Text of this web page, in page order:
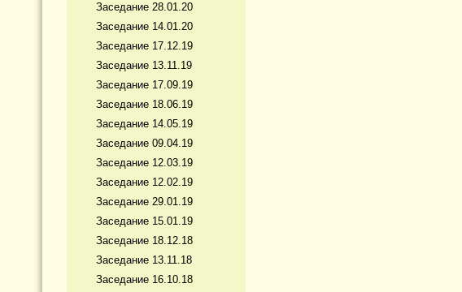
Заседание 28.01.20
Заседание 14.01.20
Заседание 17.12.19
Заседание 13.11.19
Заседание 17.09.19
Заседание 18.06.19
Заседание 14.05.19
Заседание 09.04.19
Заседание 12.03.19
Заседание 12.02.19
Заседание 29.01.19
Заседание 15.01.19
Заседание 18.12.18
Заседание 13.11.18
Заседание 16.10.18